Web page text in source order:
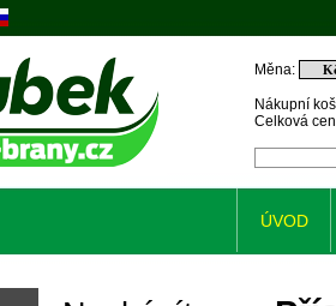
Nákupní
Celková
Měna:
ÚVOD